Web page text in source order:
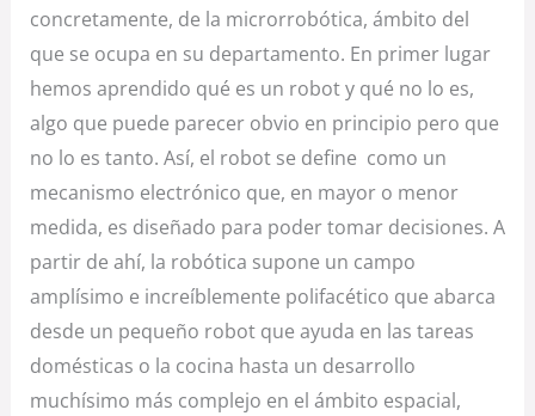
concretamente, de la microrrobótica, ámbito del
que se ocupa en su departamento. En primer lugar
hemos aprendido qué es un robot y qué no lo es,
algo que puede parecer obvio en principio pero que
no lo es tanto. Así, el robot se define como un
mecanismo electrónico que, en mayor o menor
medida, es diseñado para poder tomar decisiones. A
partir de ahí, la robótica supone un campo
amplísimo e increíblemente polifacético que abarca
desde un pequeño robot que ayuda en las tareas
domésticas o la cocina hasta un desarrollo
muchísimo más complejo en el ámbito espacial,